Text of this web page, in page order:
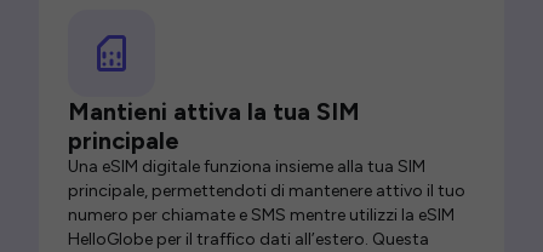
Mantieni attiva la tua SIM
principale
Una eSIM digitale funziona insieme alla tua SIM
principale, permettendoti di mantenere attivo il tuo
numero per chiamate e SMS mentre utilizzi la eSIM
HelloGlobe per il traffico dati all’estero. Questa